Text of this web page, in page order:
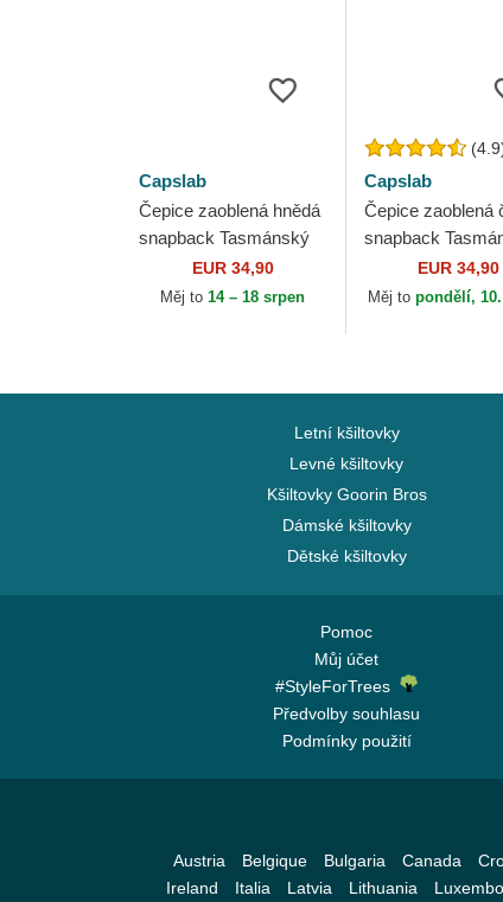
Capslab
Čepice zaoblená hnědá
snapback Tasmánský
čert Looney Tunes
Capslab
EUR 34,90
Měj to14 – 18 srpen
Capslab
Čepice zaoblená
snapback
čert Looney Tunes
Capslab
EUR 34,90
Měj topondělí,
Letní kšiltovky
Levné kšiltovky
Kšiltovky Goorin Bros
Dámské kšiltovky
Dětské kšiltovky
Pomoc
Můj účet
#StyleForTrees
Předvolby souhlasu
Podmínky použití
Austria Belgique Bulgaria Canada
Ireland
Italia Latvia Lithuania